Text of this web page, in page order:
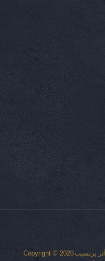
آذر پرنسیب Copyright © 2020